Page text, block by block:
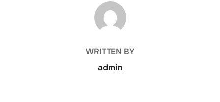
POST AUTHOR
WRITTEN BY
admin